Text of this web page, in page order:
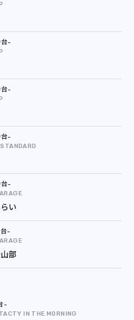
い
部
IN THE MORNING